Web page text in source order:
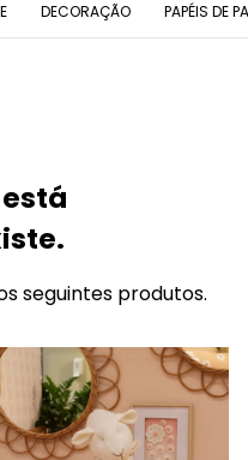
DECORAÇÃO PAPÉIS DE
seguintes produtos.